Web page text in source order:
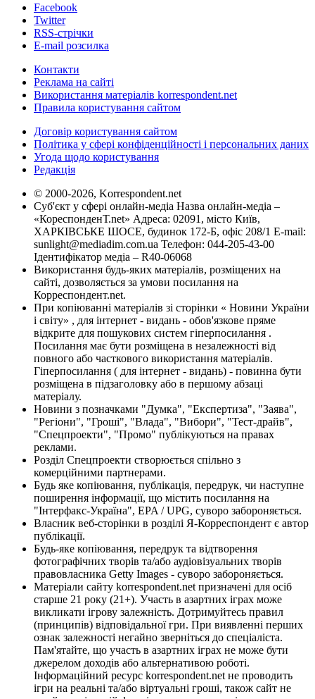
Facebook
Twitter
RSS-стрічки
E-mail розсилка
Контакти
Реклама на сайті
Використання матеріалів korrespondent.net
Правила користування сайтом
Договір користування сайтом
Політика у сфері конфіденційності і персональних даних
Угода щодо користування
Редакція
© 2000-2026, Korrespondent.net
Суб'єкт у сфері онлайн-медіа Назва онлайн-медіа –
«КореспонденТ.net» Адреса: 02091, місто Київ,
ХАРКІВСЬКЕ ШОСЕ, будинок 172-Б, офіс 208/1 E-mail:
sunlight@mediadim.com.ua Телефон: 044-205-43-00
Ідентифікатор медіа – R40-06068
Використання будь-яких матеріалів, розміщених на
сайті, дозволяється за умови посилання на
Корреспондент.net.
При копіюванні матеріалів зі сторінки « Новини України
і світу» , для інтернет - видань - обов'язкове пряме
відкрите для пошукових систем гіперпосилання .
Посилання має бути розміщена в незалежності від
повного або часткового використання матеріалів.
Гіперпосилання ( для інтернет - видань) - повинна бути
розміщена в підзаголовку або в першому абзаці
матеріалу.
Новини з позначками "Думка", "Експертиза", "Заява",
"Регіони", "Гроші", "Влада", "Вибори", "Тест-драйв",
"Спецпроекти", "Промо" публікуються на правах
реклами.
Розділ Спецпроекти створюється спільно з
комерційними партнерами.
Будь яке копіювання, публікація, передрук, чи наступне
поширення інформації, що містить посилання на
"Інтерфакс-Україна", EPA / UPG, суворо забороняється.
Власник веб-сторінки в розділі Я-Корреспондент є автор
публікації.
Будь-яке копіювання, передрук та відтворення
фотографічних творів та/або аудіовізуальних творів
правовласника Getty Images - суворо забороняється.
Матеріали сайту korrespondent.net призначені для осіб
старше 21 року (21+). Участь в азартних іграх може
викликати ігрову залежність. Дотримуйтесь правил
(принципів) відповідальної гри. При виявленні перших
ознак залежності негайно зверніться до спеціаліста.
Пам'ятайте, що участь в азартних іграх не може бути
джерелом доходів або альтернативою роботі.
Інформаційний ресурс korrespondent.net не проводить
ігри на реальні та/або віртуальні гроші, також сайт не